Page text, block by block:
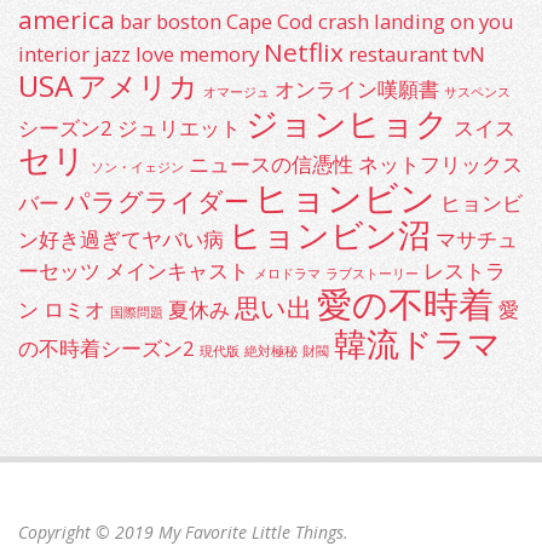
america bar bostonCape Cod crash landing on you
interior jazz love memory Netflix restauranttvN
USAアメリカ オマージュ オンライン嘆願書 サスペンス
シーズン2 ジュリエット ジョンヒョク スイス
セリ ソン・イェジン ニュースの信憑性 ネットフリックス
バー パラグライダー ヒョンビン ヒョンビ
ン好き過ぎてヤバい病 ヒョンビン沼 マサチュ
ーセッツ メインキャスト メロドラマ ラブストーリー レストラ
ン ロミオ 国際問題 夏休み 思い出 愛の不時着 愛
の不時着シーズン2 現代版 絶対極秘 財閥 韓流ドラマ
Copyright © 2019 My Favorite Little Things.